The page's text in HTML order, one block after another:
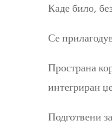
Каде било,
Се
Пространа
интегриран
Подготвени